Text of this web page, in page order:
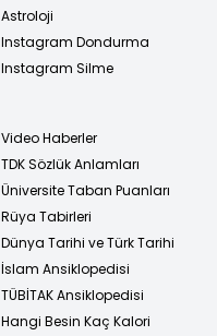
Astroloji
Instagram Dondurma
Instagram Silme
Video Haberler
TDK Sözlük Anlamları
Üniversite Taban Puanları
Rüya Tabirleri
Dünya Tarihi ve Türk Tarihi
İslam Ansiklopedisi
TÜBİTAK Ansiklopedisi
Hangi Besin Kaç Kalori